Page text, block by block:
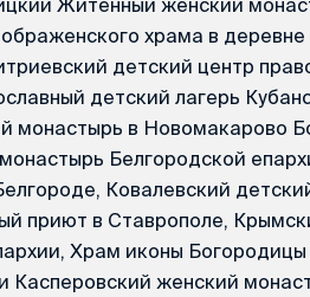
Житенный женский
храма в
детский центр
детский лагерь
монастырь в Новомакарово
Белгородской
Ковалевский
приют в Ставрополе,
Храм иконы
Касперовский женский